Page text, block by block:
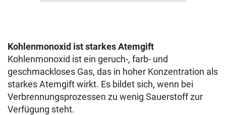
Kohlenmonoxid ist starkes Atemgift
Kohlenmonoxid ist ein geruch-, farb- und
geschmackloses Gas, das in hoher Konzentration als
starkes Atemgift wirkt. Es bildet sich, wenn bei
Verbrennungsprozessen zu wenig Sauerstoff zur
Verfügung steht.